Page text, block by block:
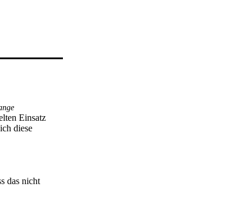
Einsatz
diese
das nicht
wie vor